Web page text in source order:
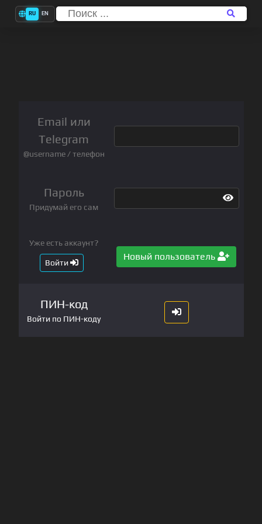
RU EN
Email или
Telegram
@username / телефон
Пароль
Придумай его сам
Уже есть аккаунт?
Войти
Новый пользователь
ПИН-код
Войти по ПИН-коду